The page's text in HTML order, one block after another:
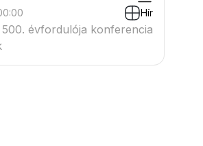
Hír
évfordulója konferencia